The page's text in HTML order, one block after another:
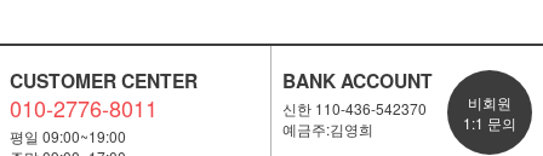
CUSTOMER CENTER
010-2776-8011
평일 09:00~19:00
BANK ACCOUNT
신한 110-436-542370
예금주:김영희
비회원
1:1 문의